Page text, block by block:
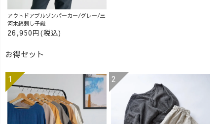
アウトドアブルゾンパーカー/グレー/三
河木綿刺し子織
26,950円(税込)
お得セット